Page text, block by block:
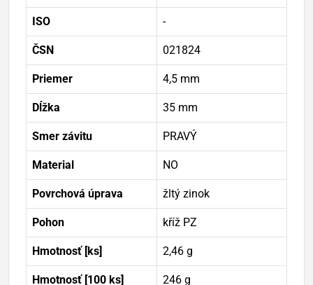
ISO -
ČSN 021824
Priemer 4,5 mm
Dĺžka 35 mm
Smer závitu PRAVÝ
Material NO
Povrchová úprava žltý zinok
Pohon kříž PZ
Hmotnosť [ks] 2,46 g
Hmotnosť [100 ks] 246 g